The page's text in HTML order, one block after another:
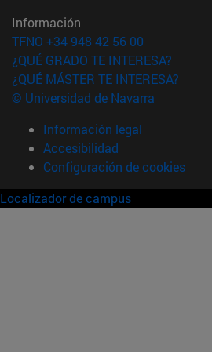
Información
TFNO +34 948 42 56 00
¿QUÉ GRADO TE INTERESA?
¿QUÉ MÁSTER TE INTERESA?
© Universidad de Navarra
Información legal
Accesibilidad
Configuración de cookies
Localizador de campus